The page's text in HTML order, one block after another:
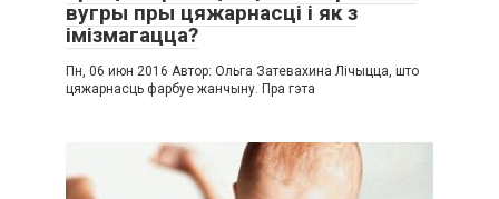
вугры пры цяжарнасці і як з
імізмагацца?
Пн, 06 июн 2016 Автор: Ольга Затевахина Лічыцца, што
цяжарнасць фарбуе жанчыну. Пра гэта